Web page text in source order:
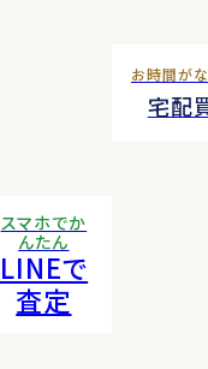
お時間が
宅配
スマホでか
んたん
LINEで
査定